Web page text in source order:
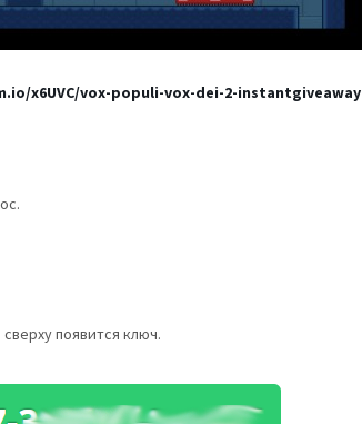
x6UVC/vox-populi-vox-dei-2-instantgiveaway
появится ключ.